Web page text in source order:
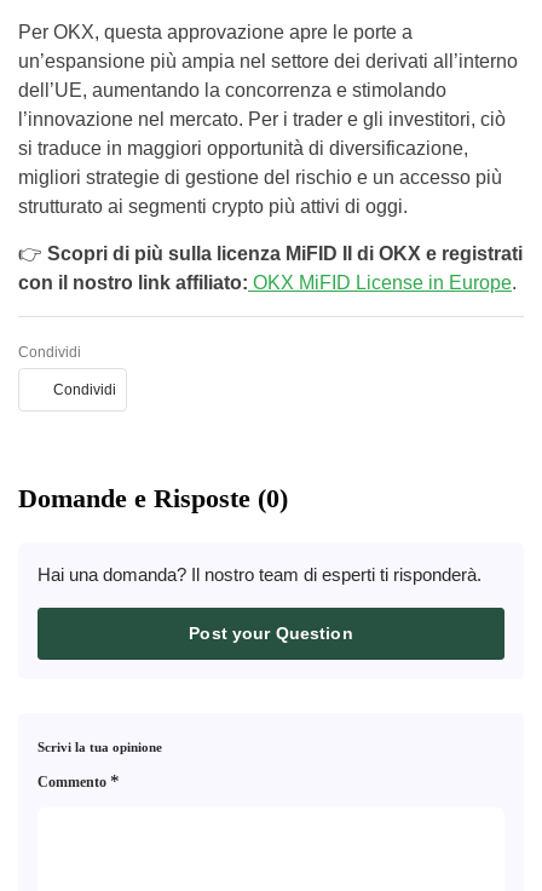
Per OKX, questa approvazione apre le porte a
un’espansione più ampia nel settore dei derivati all’interno
dell’UE, aumentando la concorrenza e stimolando
l’innovazione nel mercato. Per i trader e gli investitori, ciò
si traduce in maggiori opportunità di diversificazione,
migliori strategie di gestione del rischio e un accesso più
strutturato ai segmenti crypto più attivi di oggi.
👉 Scopri di più sulla licenza MiFID II di OKX e registrati
con il nostro link affiliato: OKX MiFID License in Europe.
Condividi
Condividi
Domande e Risposte (0)
Hai una domanda? Il nostro team di esperti ti risponderà.
Post your Question
Scrivi la tua opinione
Commento *